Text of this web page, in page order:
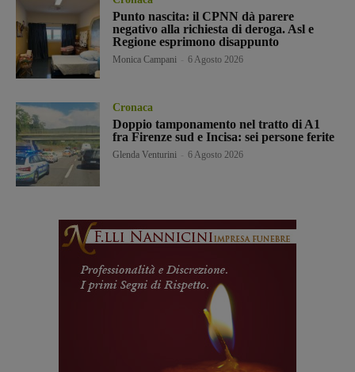
Punto nascita: il CPNN dà parere
negativo alla richiesta di deroga. Asl e
Regione esprimono disappunto
Monica Campani 6 Agosto 2026
Cronaca
Doppio tamponamento nel tratto di A1
fra Firenze sud e Incisa: sei persone ferite
Glenda Venturini 6 Agosto 2026